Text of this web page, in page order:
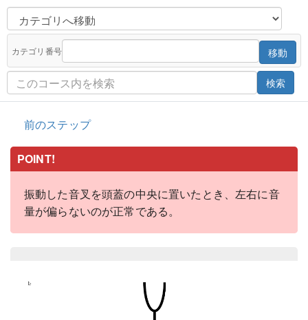
カテゴリ番号 移動
検索
前のステップ
POINT!
振動した音叉を頭蓋の中央に置いたとき、左右に音
量が偏らないのが正常である。